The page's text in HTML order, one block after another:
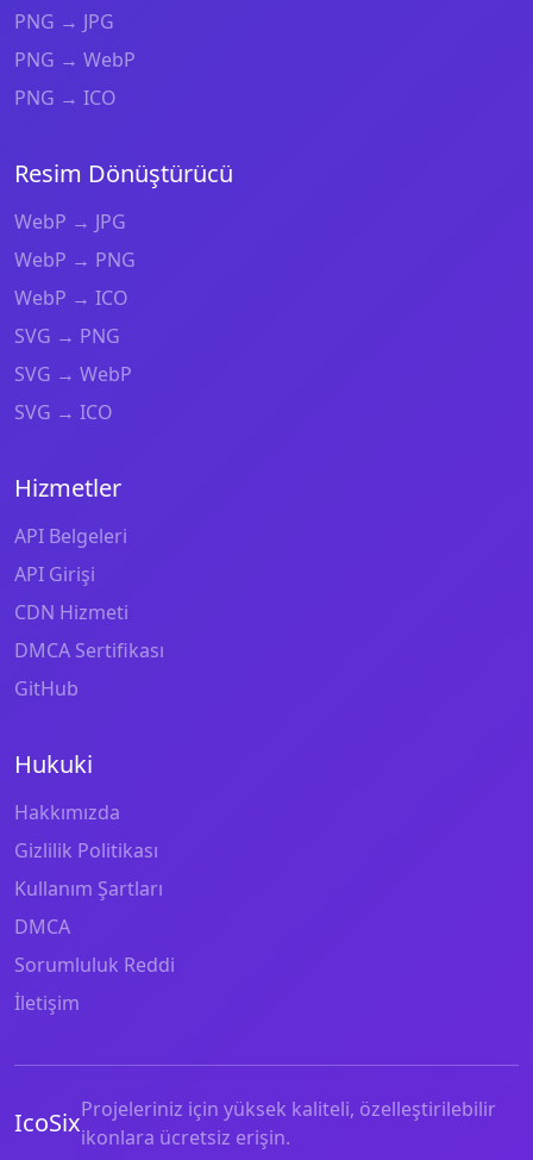
PNG → JPG
PNG → WebP
PNG → ICO
Resim Dönüştürücü
WebP → JPG
WebP → PNG
WebP → ICO
SVG → PNG
SVG → WebP
SVG → ICO
Hizmetler
API Belgeleri
API Girişi
CDN Hizmeti
DMCA Sertifikası
GitHub
Hukuki
Hakkımızda
Gizlilik Politikası
Kullanım Şartları
DMCA
Sorumluluk Reddi
İletişim
IcoSixProjeleriniz için yüksek kaliteli, özelleştirilebilir
ikonlara ücretsiz erişin.